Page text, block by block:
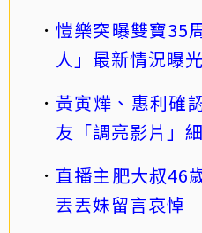
愷樂突曝雙寶35
人」最新情況曝光
黃寅燁、惠利確
友「調亮影片」
直播主肥大叔46
丟丟妹留言哀悼